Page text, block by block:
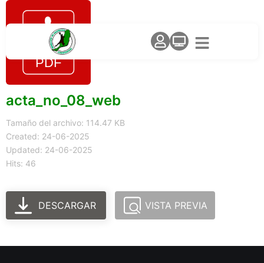
acta_no_08_web
Tamaño del archivo: 114.47 KB
Created: 24-06-2025
Updated: 24-06-2025
Hits: 46
DESCARGAR VISTA PREVIA